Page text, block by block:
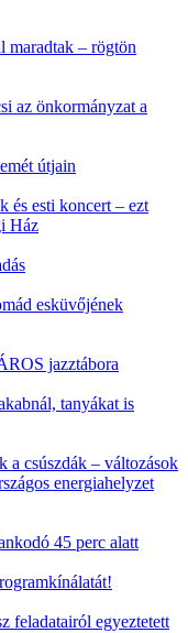
maradtak – rögtön
az önkormányzat a
útjain
és esti koncert – ezt
Ház
esküvőjének
jazztábora
tanyákat is
a csúszdák – változások
energiahelyzet
45 perc alatt
feladatairól egyeztetett